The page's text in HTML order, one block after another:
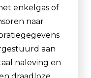
enkelgas of
naar
aan
naleving en